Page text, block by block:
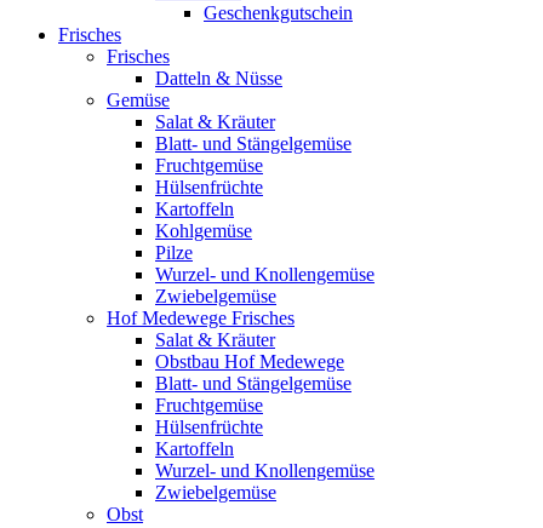
Geschenkgutschein
Frisches
Frisches
Datteln & Nüsse
Gemüse
Salat & Kräuter
Blatt- und Stängelgemüse
Fruchtgemüse
Hülsenfrüchte
Kartoffeln
Kohlgemüse
Pilze
Wurzel- und Knollengemüse
Zwiebelgemüse
Hof Medewege Frisches
Salat & Kräuter
Obstbau Hof Medewege
Blatt- und Stängelgemüse
Fruchtgemüse
Hülsenfrüchte
Kartoffeln
Wurzel- und Knollengemüse
Zwiebelgemüse
Obst